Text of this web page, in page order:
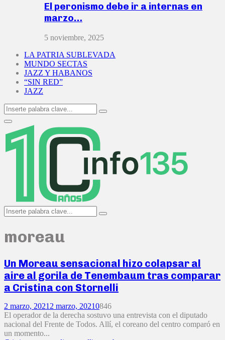
El peronismo debe ir a internas en
marzo…
5 noviembre, 2025
LA PATRIA SUBLEVADA
MUNDO SECTAS
JAZZ Y HABANOS
“SIN RED”
JAZZ
Search
for:
Search
Primary
Menu
Search
for:
Search
moreau
Un Moreau sensacional hizo colapsar al
aire al gorila de Tenembaum tras comparar
a Cristina con Stornelli
2 marzo, 2021 2 marzo, 20210846
El operador de la derecha sostuvo una entrevista con el diputado
nacional del Frente de Todos. Allí, el coreano del centro comparó en
un momento...